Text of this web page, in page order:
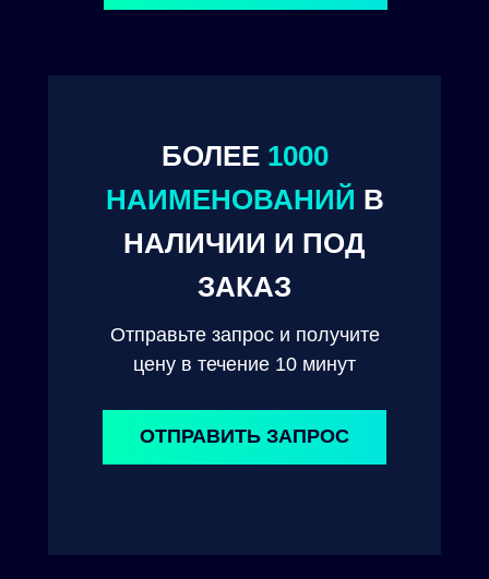
ОТПРАВИТЬ ЗАПРОС
БОЛЕЕ 1000
НАИМЕНОВАНИЙ В
НАЛИЧИИ И ПОД
ЗАКАЗ
Отправьте запрос и получите
цену в течение 10 минут